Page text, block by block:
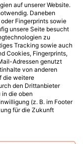
auf unserer Website.
Daneben
Fingerprints sowie
unsere Seite besucht
zu
Tracking sowie auch
Cookies, Fingerprints,
Adressen genutzt
von anderen
die weitere
den Drittanbieter
die oben
(z. B. im Footer
für die Zukunft